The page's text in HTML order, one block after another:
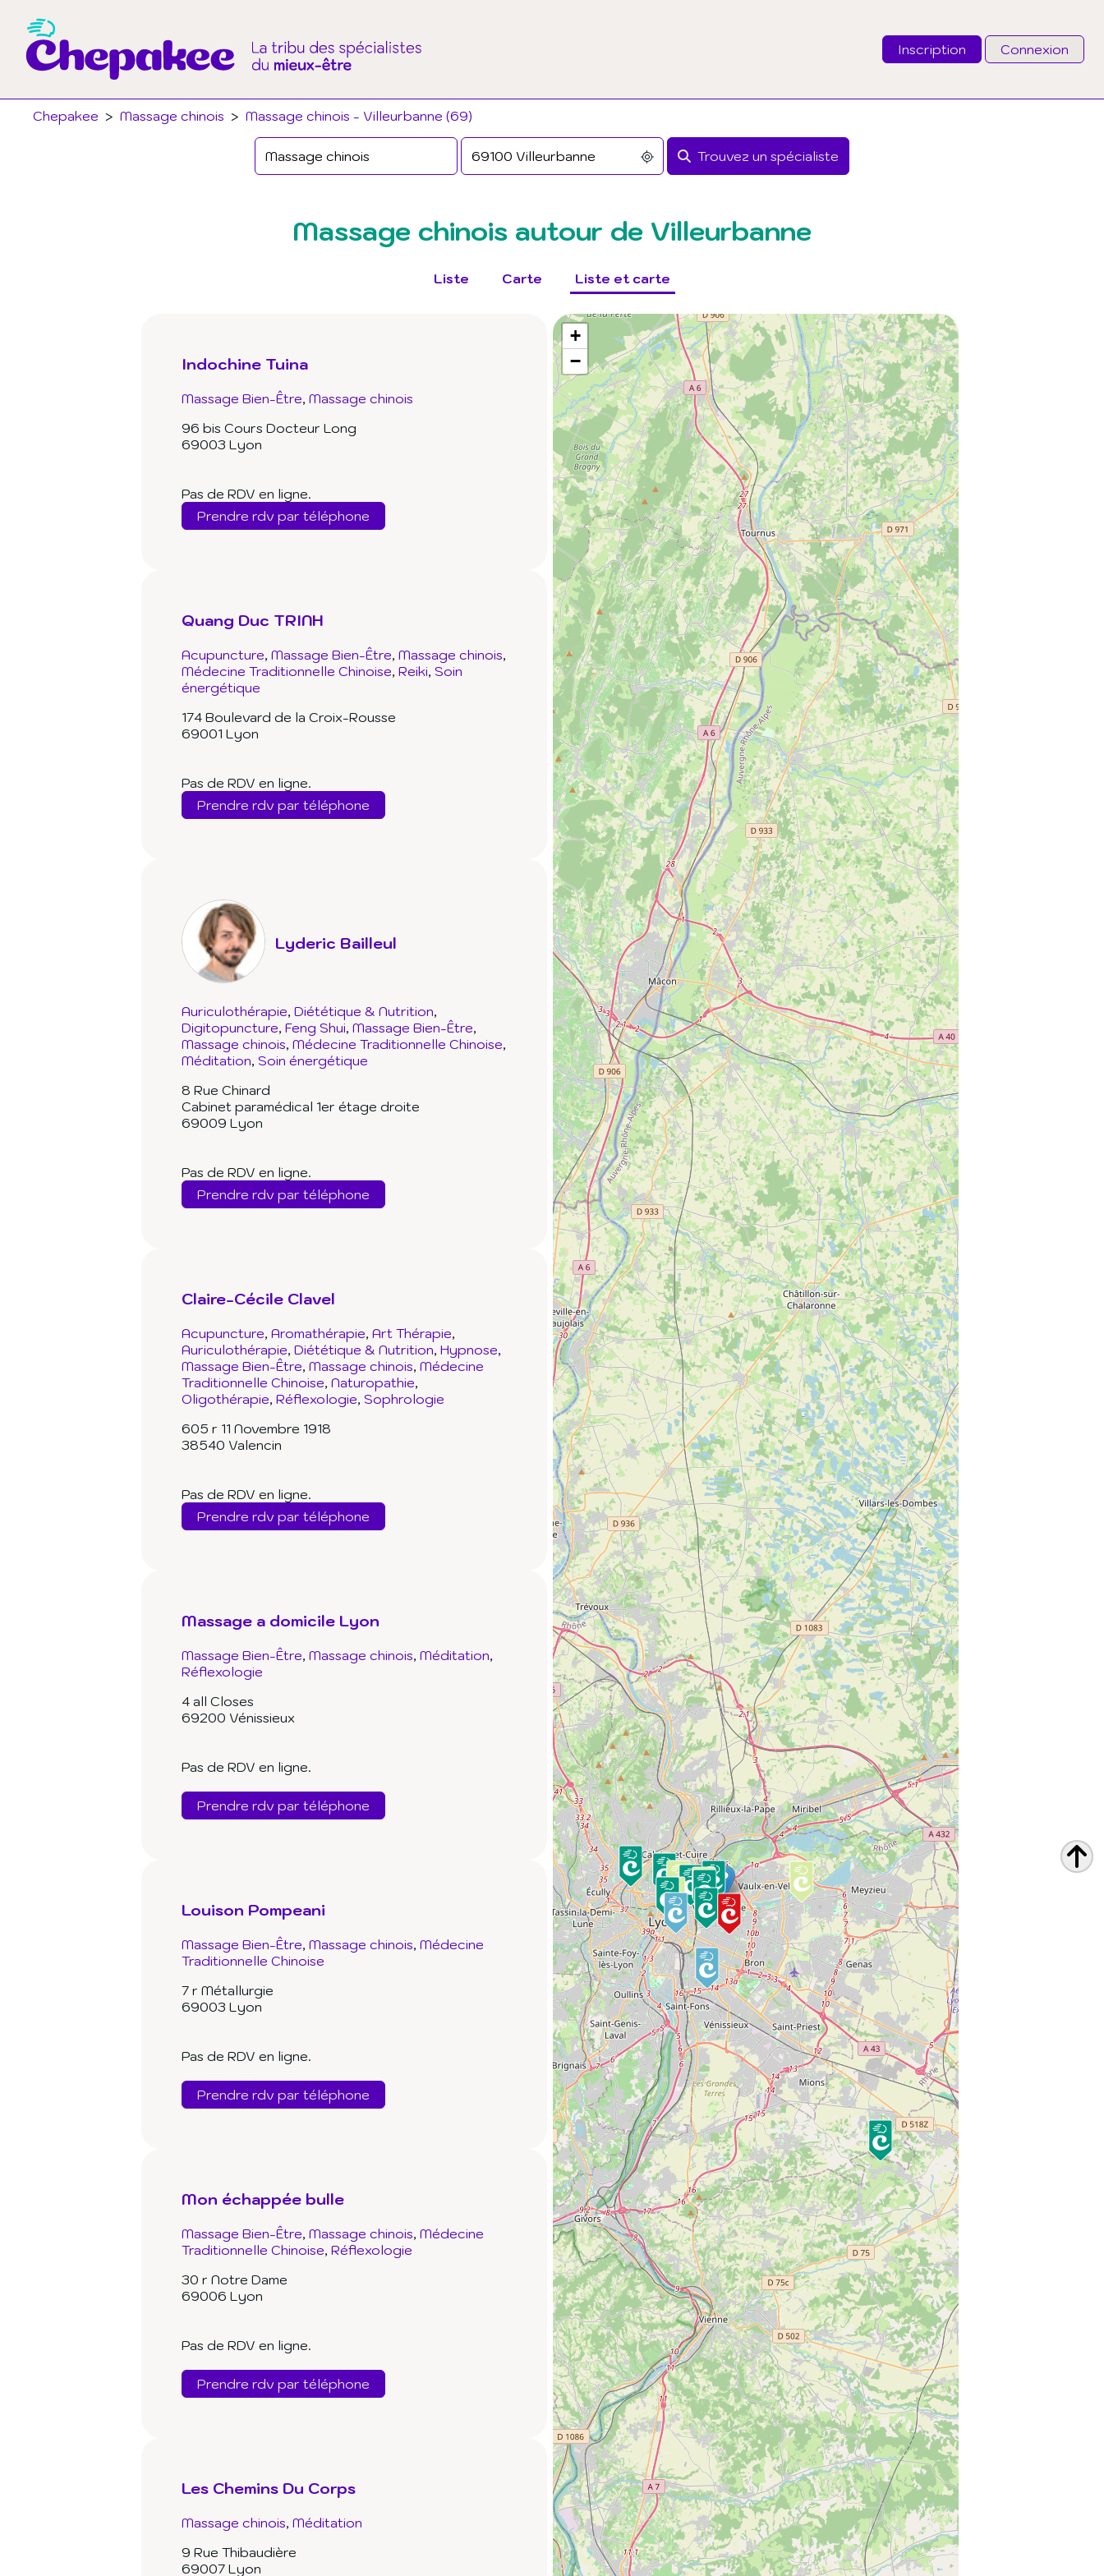
Inscription Connexion
Chepakee > Massage chinois > Massage chinois - Villeurbanne (69)
Trouvez un spécialiste
Email
Mot de passe
Massage chinois autour de Villeurbanne
Liste Carte Liste et carte
Indochine Tuina
Massage Bien-Être Massage chinois
96 bis Cours Docteur Long
69003 Lyon
Pas de RDV en ligne.
Prendre rdv par téléphone
Quang Duc TRINH
Acupuncture Massage Bien-Être Massage chinois
Médecine Traditionnelle Chinoise Reiki Soin
énergétique
174 Boulevard de la Croix-Rousse
69001 Lyon
Pas de RDV en ligne.
Prendre rdv par téléphone
Lyderic Bailleul
Auriculothérapie Diététique & Nutrition
Digitopuncture Feng Shui Massage Bien-Être
Massage chinois Médecine Traditionnelle Chinoise
Méditation Soin énergétique
8 Rue Chinard
Cabinet paramédical 1er étage droite
69009 Lyon
Pas de RDV en ligne.
Prendre rdv par téléphone
Claire-Cécile Clavel
Acupuncture Aromathérapie Art Thérapie
Auriculothérapie Diététique & Nutrition Hypnose
Massage Bien-Être Massage chinois Médecine
Traditionnelle Chinoise Naturopathie
Oligothérapie Réflexologie Sophrologie
605 r 11 Novembre 1918
38540 Valencin
Pas de RDV en ligne.
Prendre rdv par téléphone
Massage a domicile Lyon
Massage Bien-Être Massage chinois Méditation
Réflexologie
4 all Closes
69200 Vénissieux
Pas de RDV en ligne.
Prendre rdv par téléphone
Louison Pompeani
Massage Bien-Être Massage chinois Médecine
Traditionnelle Chinoise
7 r Métallurgie
69003 Lyon
Pas de RDV en ligne.
Prendre rdv par téléphone
Mon échappée bulle
Massage Bien-Être Massage chinois Médecine
Traditionnelle Chinoise Réflexologie
30 r Notre Dame
69006 Lyon
Pas de RDV en ligne.
Prendre rdv par téléphone
Les Chemins Du Corps
Massage chinois Méditation
9 Rue Thibaudière
69007 Lyon
+
−